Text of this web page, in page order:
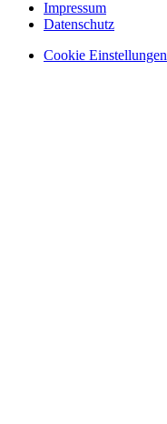
Impressum
Datenschutz
Cookie Einstellungen